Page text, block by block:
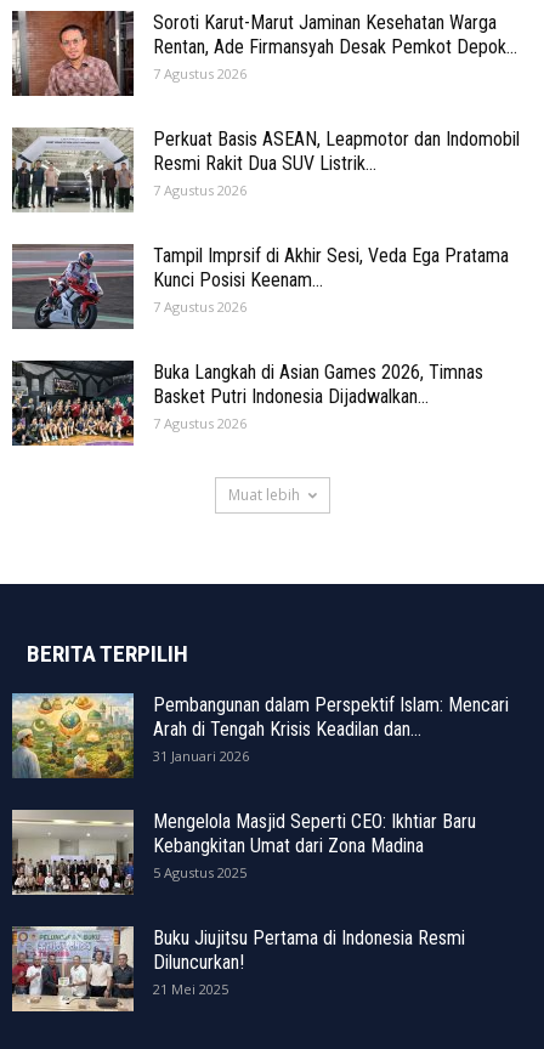
Soroti Karut-Marut Jaminan Kesehatan Warga
Rentan, Ade Firmansyah Desak Pemkot Depok...
7 Agustus 2026
Perkuat Basis ASEAN, Leapmotor dan Indomobil
Resmi Rakit Dua SUV Listrik...
7 Agustus 2026
Tampil Imprsif di Akhir Sesi, Veda Ega Pratama
Kunci Posisi Keenam...
7 Agustus 2026
Buka Langkah di Asian Games 2026, Timnas
Basket Putri Indonesia Dijadwalkan...
7 Agustus 2026
Muat lebih
BERITA TERPILIH
Pembangunan dalam Perspektif Islam: Mencari
Arah di Tengah Krisis Keadilan dan...
31 Januari 2026
Mengelola Masjid Seperti CEO: Ikhtiar Baru
Kebangkitan Umat dari Zona Madina
5 Agustus 2025
Buku Jiujitsu Pertama di Indonesia Resmi
Diluncurkan!
21 Mei 2025